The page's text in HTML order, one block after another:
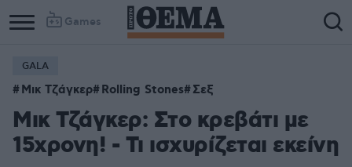
Games
Column
1
Column
2
GALA
Μικ Τζάγκερ Rolling Stones Σεξ
Μικ Τζάγκερ: Στο κρεβάτι με
15χρονη! - Τι ισχυρίζεται εκείνη